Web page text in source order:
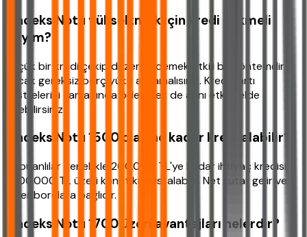
Findeks Notu yükseltmek için kredi çekmeli
miyim?
Küçük bir kredi çekip düzenli ödemek etkili bir yöntemdir
ancak gereksiz borç yükü almamalısınız. Kredi kartı
ekstrelerini zamanında ödeyerek de aynı etkiyi elde
edebilirsiniz.
Findeks Notu 1500 olan ne kadar kredi alabilir?
İyi puanlılar genellikle 200.000 TL'ye kadar ihtiyaç kredisi,
1.000.000 TL üzeri konut kredisi alabilir. Net tutar gelir ve
diğer borçlara bağlıdır.
Findeks Notu 1700 üzeri avantajları nelerdir?